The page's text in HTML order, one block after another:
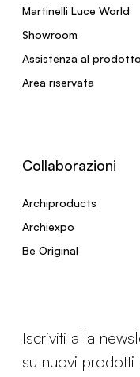
Martinelli Luce World
Showroom
Assistenza al prodotto
Area riservata
Collaborazioni
Archiproducts
Archiexpo
Be Original
Iscriviti alla
su nuovi